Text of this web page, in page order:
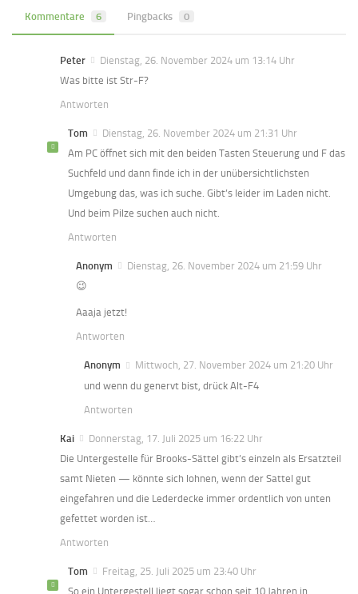
Kommentare 6 Pingbacks 0
Peter
Dienstag, 26. November 2024 um 13:14 Uhr
Was bitte ist Str-F?
Antworten
Tom
Dienstag, 26. November 2024 um 21:31 Uhr
Am PC öffnet sich mit den beiden Tasten Steuerung und F das
Suchfeld und dann finde ich in der unübersichtlichsten
Umgebung das, was ich suche. Gibt’s leider im Laden nicht.
Und beim Pilze suchen auch nicht.
Antworten
Anonym
Dienstag, 26. November 2024 um 21:59 Uhr
😉
Aaaja jetzt!
Antworten
Anonym
Mittwoch, 27. November 2024 um 21:20 Uhr
und wenn du genervt bist, drück Alt-F4
Antworten
Kai
Donnerstag, 17. Juli 2025 um 16:22 Uhr
Die Untergestelle für Brooks-Sättel gibt’s einzeln als Ersatzteil
samt Nieten — könnte sich lohnen, wenn der Sattel gut
eingefahren und die Lederdecke immer ordentlich von unten
gefettet worden ist…
Antworten
Tom
Freitag, 25. Juli 2025 um 23:40 Uhr
So ein Untergestell liegt sogar schon seit 10 Jahren in